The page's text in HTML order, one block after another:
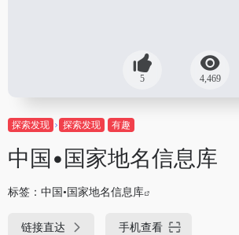
5 4,469
探索发现 探索发现 有趣
中国•国家地名信息库
标签： 中国•国家地名信息库
链接直达 手机查看